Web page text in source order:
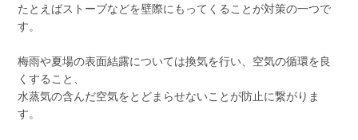
たとえばストーブなどを壁際にもってくることが対策の一つで
す。
梅雨や夏場の表面結露については換気を行い、空気の循環を良
くすること、
水蒸気の含んだ空気をとどまらせないことが防止に繋がりま
す。